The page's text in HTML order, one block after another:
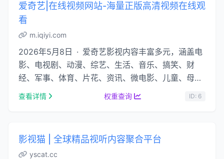
爱奇艺|在线视频网站-海量正版高清视频在线观
看
m.iqiyi.com
2026年5月8日 · 爱奇艺影视内容丰富多元，涵盖电
影、电视剧、动漫、综艺、生活、音乐、搞笑、财
经、军事、体育、片花、资讯、微电影、儿童、母
婴、教育、科技、时尚、原创、公益、游戏、旅游、
查看详情 权重查询 ID: 6
影视猫 | 全球精品视听内容聚合平台
yscat.cc